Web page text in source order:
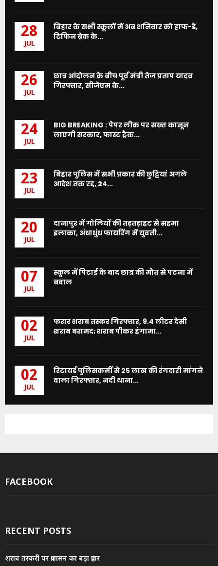
28
JUL
बिहार के सभी स्कूलों में अब शनिवार को हाफ-डे,
टिफिन ब्रेक के...
26
JUL
छात्र आंदोलन के बीच पूर्व मंत्री तेज प्रताप यादव
गिरफ्तार, सीजेएम के...
24
JUL
BIG BREAKING : पेपर लीक पर सख्त कानून
लाएगी सरकार, फास्ट ट्रैक...
23
JUL
बिहार पुलिस में सभी प्रकार की छुट्टियां अगले
आदेश तक रद्द, 24...
20
JUL
दानापुर में गोलियों की तड़तड़ाहट से सहमा
इलाका, अंधाधुंध फायरिंग में युवती...
07
JUL
स्कूल में पिटाई के बाद छात्र की मौत से पटना में
बवाल
02
JUL
फरार शराब तस्कर गिरफ्तार, 9.4 लीटर देसी
शराब बरामद; शराब पीकर हंगामा...
02
JUL
रिटायर्ड पुलिसकर्मी से 25 लाख की रंगदारी मांगने
वाला गिरफ्तार, नदी थाना...
FACEBOOK
RECENT POSTS
शराब तस्करी पर प्रशासन का बड़ा प्रहार